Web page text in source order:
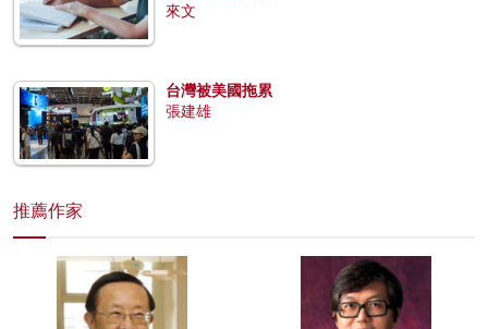
來文
台灣被美國拖累
張建雄
推薦作家